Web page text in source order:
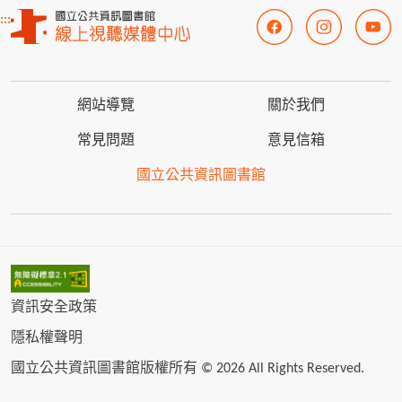
:::
網站導覽 關於我們
常見問題 意見信箱
國立公共資訊圖書館
資訊安全政策
隱私權聲明
國立公共資訊圖書館版權所有 © 2026 All Rights Reserved.